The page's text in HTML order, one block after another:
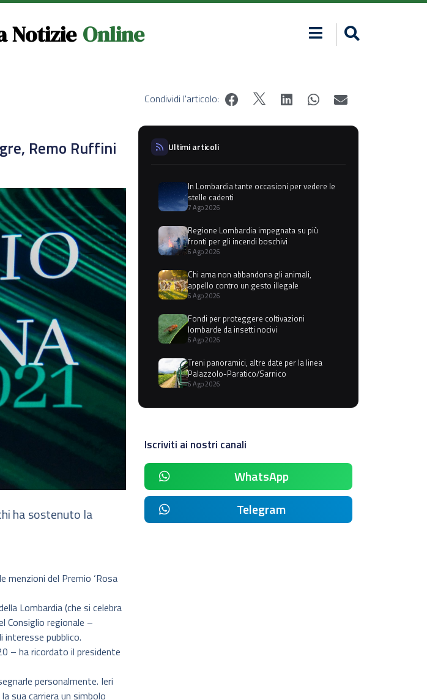
Notizie Online
Remo Ruffini
ha sostenuto la
menzioni del Premio ‘Rosa
Lombardia (che si celebra
Consiglio regionale –
pubblico.
– ha ricordato il presidente
personalmente. Ieri
sua carriera un simbolo
Condividi l'articolo:
Ultimi articoli
In Lombardia tante occasioni per vedere le
stelle cadenti
7 Ago 2026
Regione Lombardia impegnata su più
fronti per gli incendi boschivi
6 Ago 2026
Chi ama non abbandona gli animali,
appello contro un gesto illegale
6 Ago 2026
Fondi per proteggere coltivazioni
lombarde da insetti nocivi
6 Ago 2026
Treni panoramici, altre date per la linea
Palazzolo-Paratico/Sarnico
6 Ago 2026
Iscriviti ai nostri canali
WhatsApp
Telegram